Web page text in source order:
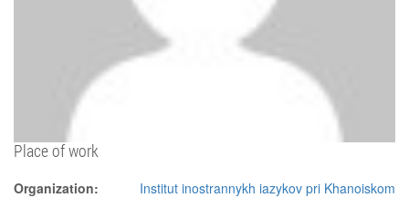
Place of work
Organization:
Institut inostrannykh iazykov pri Khanoiskom